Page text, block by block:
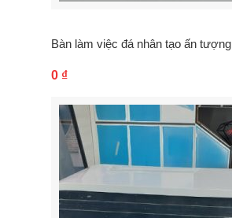
Bàn làm việc đá nhân tạo ấn tượng
0 ₫